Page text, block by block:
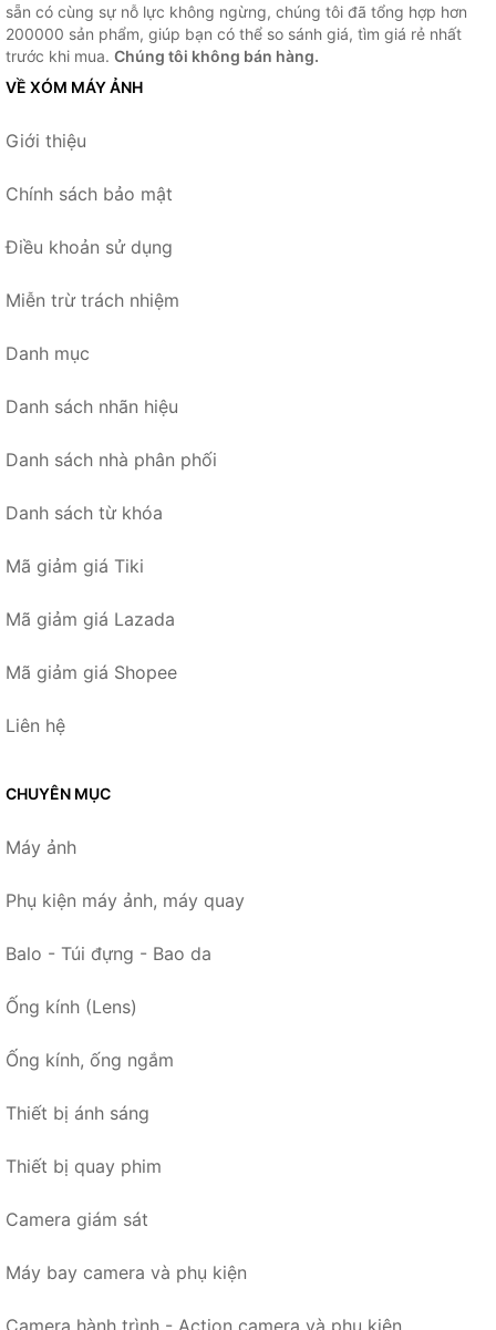
sẵn có cùng sự nỗ lực không ngừng, chúng tôi đã tổng hợp hơn
200000 sản phẩm, giúp bạn có thể so sánh giá, tìm giá rẻ nhất
trước khi mua. Chúng tôi không bán hàng.
VỀ XÓM MÁY ẢNH
Giới thiệu
Chính sách bảo mật
Điều khoản sử dụng
Miễn trừ trách nhiệm
Danh mục
Danh sách nhãn hiệu
Danh sách nhà phân phối
Danh sách từ khóa
Mã giảm giá Tiki
Mã giảm giá Lazada
Mã giảm giá Shopee
Liên hệ
CHUYÊN MỤC
Máy ảnh
Phụ kiện máy ảnh, máy quay
Balo - Túi đựng - Bao da
Ống kính (Lens)
Ống kính, ống ngắm
Thiết bị ánh sáng
Thiết bị quay phim
Camera giám sát
Máy bay camera và phụ kiện
Camera hành trình - Action camera và phụ kiện